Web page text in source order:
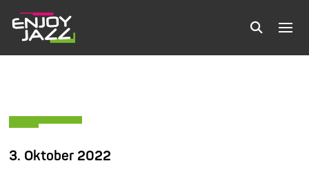
3. Oktober 2022